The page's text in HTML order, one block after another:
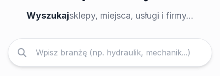
Wyszukajsklepy, miejsca, usługi i firmy...